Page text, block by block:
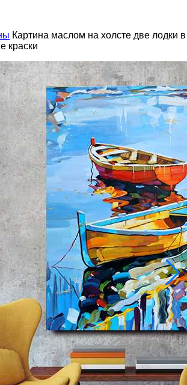
Картина маслом на холсте две лодки в
краски